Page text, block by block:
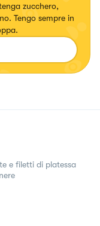
zucchero,
Tengo sempre in
e filetti di platessa